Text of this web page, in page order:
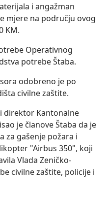
i angažman
mjere na području ovog
KM.
Operativnog
potrebe Štaba.
odobreno je po
civilne zaštite.
direktor Kantonalne
je članove Štaba da je
za gašenje požara i
"Airbus 350", koji
Vlada Zeničko-
civilne zaštite, policije i